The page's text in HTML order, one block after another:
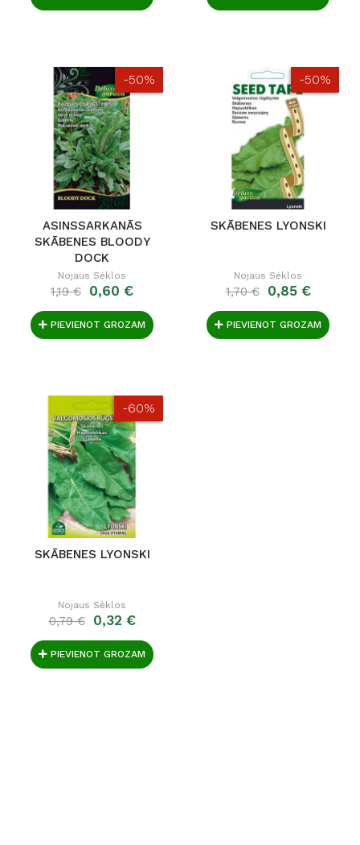
-50%
ASINSSARKANĀS
SKĀBENES BLOODY
DOCK
Nojaus Sėklos
1,19 € 0,60 €
PIEVIENOT GROZAM
-50%
SKĀBENES LYONSKI
Nojaus Sėklos
1,70 € 0,85 €
PIEVIENOT GROZAM
-60%
SKĀBENES LYONSKI
Nojaus Sėklos
0,79 € 0,32 €
PIEVIENOT GROZAM